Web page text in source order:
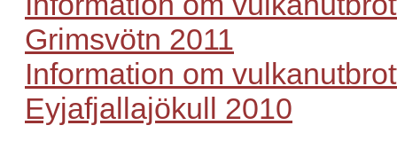
Grimsvötn 2011
Information om
Eyjafjallajökull 2010